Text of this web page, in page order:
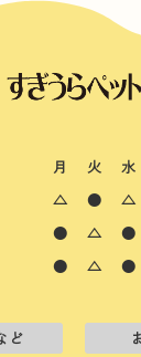
月 火 水
△ ● △
● △ ●
● △ ●
ど